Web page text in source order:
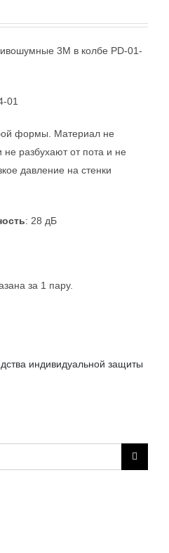
3M в колбе PD-01-
01
формы. Материал не
не разбухают от пота и не
давление на стенки
: 28 дБ
за 1 пару.
индивидуальной защиты